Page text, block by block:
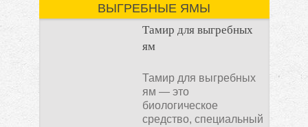
ВЫГРЕБНЫЕ ЯМЫ
Тамир для выгребных
ям
Тамир для выгребных
ям — это
биологическое
средство, специальный